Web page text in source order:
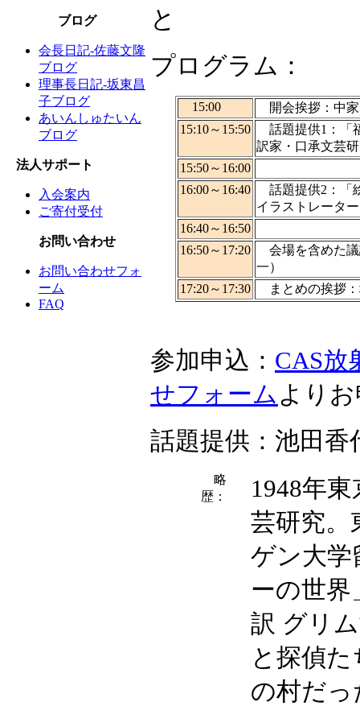
ブログ
会長日記-佐藤文隆
ブログ
理事長日記-坂東昌
子ブログ
あいんしゅたいん
ブログ
法人サポート
入会案内
ご寄付受付
お問い合わせ
お問い合わせフォ
ーム
FAQ
と
プログラム：
15:00
開会挨拶：中家
15:10～15:50
話題提供1：「
訳家・口承文芸
15:50～16:00
16:00～16:40
話題提供2：「
イラストレータ
16:40～16:50
16:50～17:20
会場を含めた
一）
17:20～17:30
まとめの挨拶：
参加申込： CAS放
せフォームより
話題提供：池田香
略
歴：
1948年
芸研究。
ゲン大学
ーの世界
訳 グリ
と探偵
の村だっ